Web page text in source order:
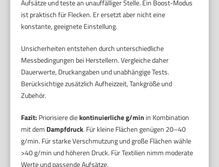
Aufsätze und teste an unauffälliger Stelle. Ein Boost-Modus
ist praktisch für Flecken. Er ersetzt aber nicht eine
konstante, geeignete Einstellung.
Unsicherheiten entstehen durch unterschiedliche
Messbedingungen bei Herstellern. Vergleiche daher
Dauerwerte, Druckangaben und unabhängige Tests.
Berücksichtige zusätzlich Aufheizzeit, Tankgröße und
Zubehör.
Fazit: Priorisiere diekontinuierliche g/min in Kombination
mit dem Dampfdruck. Für kleine Flächen genügen 20–40
g/min. Für starke Verschmutzung und große Flächen wähle
>40 g/min und höheren Druck. Für Textilien nimm moderate
Werte und passende Aufsätze.